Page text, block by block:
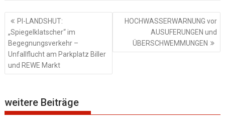
Beitragsnavigation
PI-LANDSHUT:
„Spiegelklatscher“ im
Begegnungsverkehr –
Unfallflucht am Parkplatz Biller
und REWE Markt
HOCHWASSERWARNUNG vor
AUSUFERUNGEN und
ÜBERSCHWEMMUNGEN
weitere Beiträge